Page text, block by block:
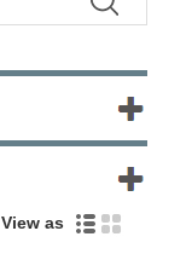
View as